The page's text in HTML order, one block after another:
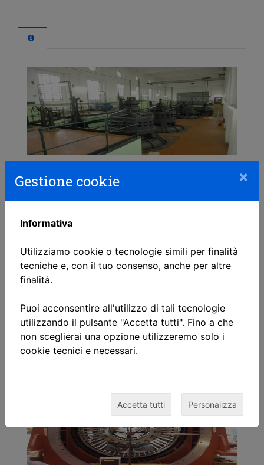
Gestione cookie ×
Informativa
Utilizziamo cookie o tecnologie simili per finalità
tecniche e, con il tuo consenso, anche per altre
finalità.
Puoi acconsentire all'utilizzo di tali tecnologie
utilizzando il pulsante "Accetta tutti". Fino a che
non sceglierai una opzione utilizzeremo solo i
cookie tecnici e necessari.
Accetta tutti Personalizza